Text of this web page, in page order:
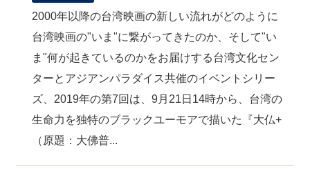
2000年以降の台湾映画の新しい流れがどのように
台湾映画の"いま"に繋がってきたのか、そして"い
ま"何が起きているのかをお届けする台湾文化セン
ターとアジアンパラダイス共催のイベントシリー
ズ、2019年の第7回は、9月21日14時から、台湾の
生命力を独特のブラックユーモアで描いた『大仏+
（原題：大佛普...